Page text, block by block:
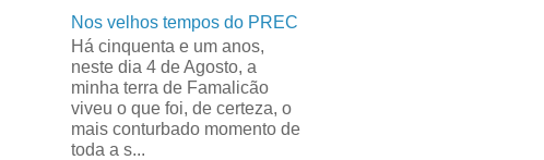
Nos velhos tempos do PREC
Há cinquenta e um anos,
neste dia 4 de Agosto, a
minha terra de Famalicão
viveu o que foi, de certeza, o
mais conturbado momento de
toda a s...